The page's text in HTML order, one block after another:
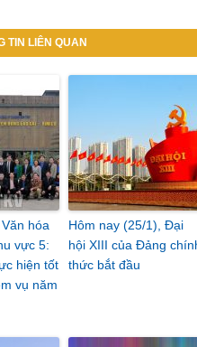
TIN LIÊN QUAN
hóa
vực 5:
hiện tốt
vụ năm
Hôm nay (25/1), Đại
hội XIII của Đảng
thức bắt đầu